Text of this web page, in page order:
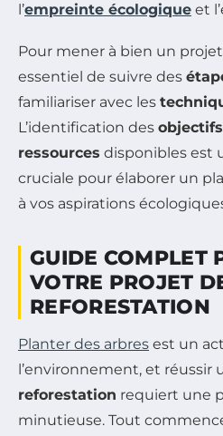
l’empreinte écologique et
Pour mener à bien un
essentiel de suivre des
familiariser avec les
L’identification des objectifs
ressources disponibles est
cruciale pour élaborer un
à vos aspirations
GUIDE COMPLET
VOTRE PROJET
REFORESTATION
Planter des arbres est un
l’environnement, et réussir
reforestation requiert une
minutieuse. Tout